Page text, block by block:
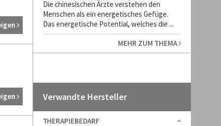
Die chinesischen Ärzte verstehen den
Menschen als ein energetisches Gefüge.
Das energetische Potential, welches die ...
MEHR ZUM THEMA
Verwandte Hersteller
THERAPIEBEDARF